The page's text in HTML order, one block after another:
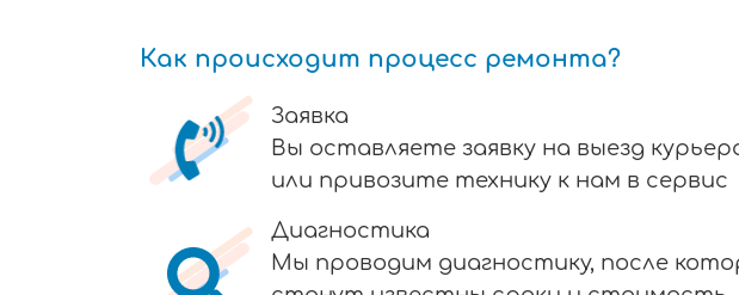
Как происходит процесс ремонта?
Заявка
Вы оставляете заявку на выезд
или привозите технику к нам в сервис
Диагностика
Мы проводим диагностику, после